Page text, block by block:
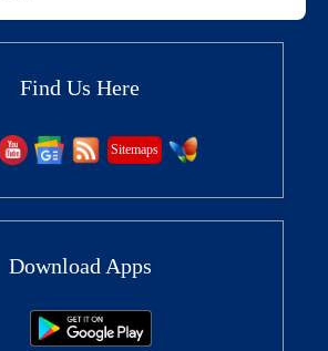
Find Us Here
Sitemaps
Download Apps